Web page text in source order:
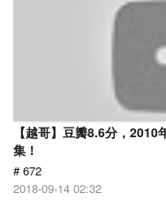
【越哥】豆瓣8.6分，
集！
# 672
2018-09-14 02:32